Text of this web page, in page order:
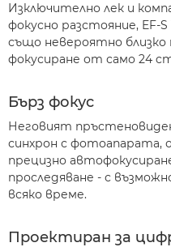
Изключително лек и
фокусно разстояние, EF-S
също невероятно близко
фокусиране от само 24
Бърз фокус
Неговият
синхрон с фотоапарата,
прецизно
проследяване - с
всяко време.
Проектиран за